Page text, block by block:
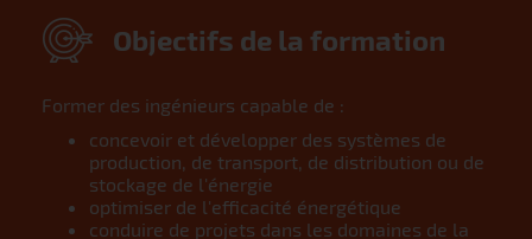
Objectifs de la formation
Former des ingénieurs capable de :
concevoir et développer des systèmes de
production, de transport, de distribution ou de
stockage de l'énergie
optimiser de l'efficacité énergétique
conduire de projets dans les domaines de la